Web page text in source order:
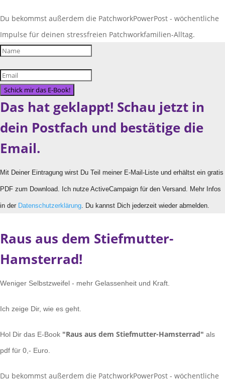
Du bekommst außerdem die PatchworkPowerPost - wöchentliche
Impulse für deinen stressfreien Patchworkfamilien-Alltag.
Schick mir das E-Book!
Das hat geklappt! Schau jetzt in
dein Postfach und bestätige die
Email.
Mit Deiner Eintragung wirst Du Teil meiner E-Mail-Liste und erhältst ein gratis
PDF zum Download. Ich nutze ActiveCampaign für den Versand. Mehr Infos
in der Datenschutzerklärung . Du kannst Dich jederzeit wieder abmelden.
Raus aus dem Stiefmutter-
Hamsterrad!
Weniger Selbstzweifel - mehr Gelassenheit und Kraft.
Ich zeige Dir, wie es geht.
Hol Dir das E-Book "Raus aus dem Stiefmutter-Hamsterrad" als
pdf für 0,- Euro.
Du bekommst außerdem die PatchworkPowerPost - wöchentliche